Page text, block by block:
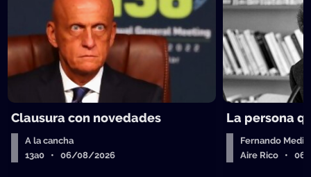
Clausura con novedades
A la cancha
13a0 • 06/08/2026
La persona
Fernando
Aire Rico •